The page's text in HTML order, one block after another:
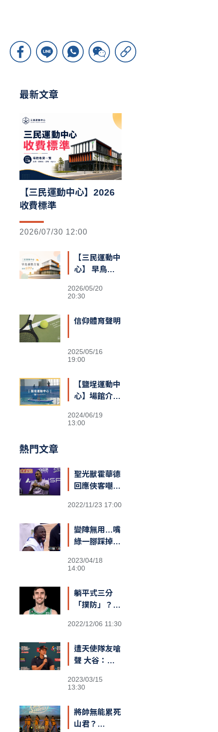
最新文章
【三民運動中心】2026
收費標準
2026/07/30 12:00
【三民運動中
心】 早鳥預
2026/05/20
20:30
信仰體育聲明
2025/05/16
19:00
【鹽埕運動中
心】場館介紹
2024/06/19
13:00
熱門文章
聖光獸霍華德
回應俠客嘲諷
仇恨！我擁有
隊友，台灣給
我一對翅膀」
2022/11/23 17:00
變陣無用…嘴
綠一腳踩掉勇
2023/04/18
14:00
躺平式三分
「撲防」？
Kornet遮蓋
熱議
2022/12/06 11:30
遭天使隊友嗆
聲 大谷：還
容
2023/03/15
13:30
將帥無能累死
山君？